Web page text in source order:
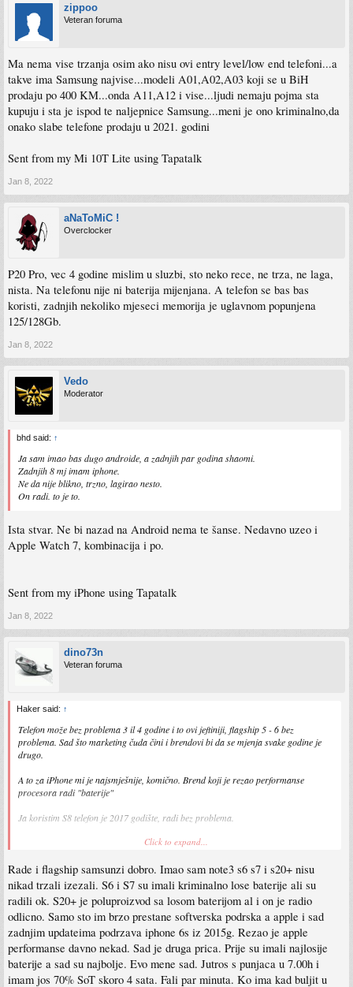
zippoo
Veteran foruma
Ma nema vise trzanja osim ako nisu ovi entry level/low end telefoni...a
takve ima Samsung najvise...modeli A01,A02,A03 koji se u BiH
prodaju po 400 KM...onda A11,A12 i vise...ljudi nemaju pojma sta
kupuju i sta je ispod te naljepnice Samsung...meni je ono kriminalno,da
onako slabe telefone prodaju u 2021. godini
Sent from my Mi 10T Lite using Tapatalk
Jan 8, 2022
aNaToMiC !
Overclocker
P20 Pro, vec 4 godine mislim u sluzbi, sto neko rece, ne trza, ne laga,
nista. Na telefonu nije ni baterija mijenjana. A telefon se bas bas
koristi, zadnjih nekoliko mjeseci memorija je uglavnom popunjena
125/128Gb.
Jan 8, 2022
Vedo
Moderator
bhd said: ↑
Ja sam imao bas dugo androide, a zadnjih par godina shaomi.
Zadnjih 8 mj imam iphone.
Ne da nije blikno, trzno, lagirao nesto.
On radi. to je to.
Ista stvar. Ne bi nazad na Android nema te šanse. Nedavno uzeo i
Apple Watch 7, kombinacija i po.
Sent from my iPhone using Tapatalk
Jan 8, 2022
dino73n
Veteran foruma
Haker said: ↑
Telefon može bez problema 3 il 4 godine i to ovi jeftiniji, flagship 5 - 6 bez
problema. Sad što marketing čuda čini i brendovi bi da se mjenja svake godine je
drugo.
A to za iPhone mi je najsmješnije, komično. Brend koji je rezao performanse
procesora radi "baterije"
Ja koristim S8 telefon je 2017 godište, radi bez problema.
Sent from my SM-G950F using TapatalkClick to expand...
Rade i flagship samsunzi dobro. Imao sam note3 s6 s7 i s20+ nisu
nikad trzali izezali. S6 i S7 su imali kriminalno lose baterije ali su
radili ok. S20+ je poluproizvod sa losom baterijom al i on je radio
odlicno. Samo sto im brzo prestane softverska podrska a apple i sad
zadnjim updateima podrzava iphone 6s iz 2015g. Rezao je apple
performanse davno nekad. Sad je druga prica. Prije su imali najlosije
baterije a sad su najbolje. Evo mene sad. Jutros s punjaca u 7.00h i
imam jos 70% SoT skoro 4 sata. Fali par minuta. Ko ima kad buljit u